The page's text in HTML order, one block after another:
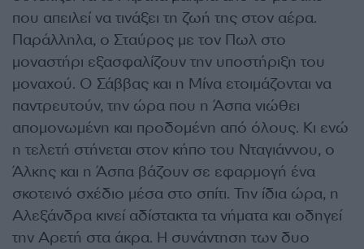
που απειλεί να τινάξει τη ζωή της στον αέρα.
Παράλληλα, ο Σταύρος με τον Πωλ στο
μοναστήρι εξασφαλίζουν την υποστήριξη του
μοναχού. Ο Σάββας και η Μίνα ετοιμάζονται να
παντρευτούν, την ώρα που η Άσπα νιώθει
απομονωμένη και προδομένη από όλους. Κι ενώ
η τελετή στήνεται στον κήπο του Νταγιάννου, ο
Άλκης και η Άσπα βάζουν σε εφαρμογή ένα
σκοτεινό σχέδιο μέσα στο σπίτι. Την ίδια ώρα, η
Αλεξάνδρα κινεί αδίστακτα τα νήματα και οδηγεί
την Αρετή στα άκρα. Η συνάντηση των δυο